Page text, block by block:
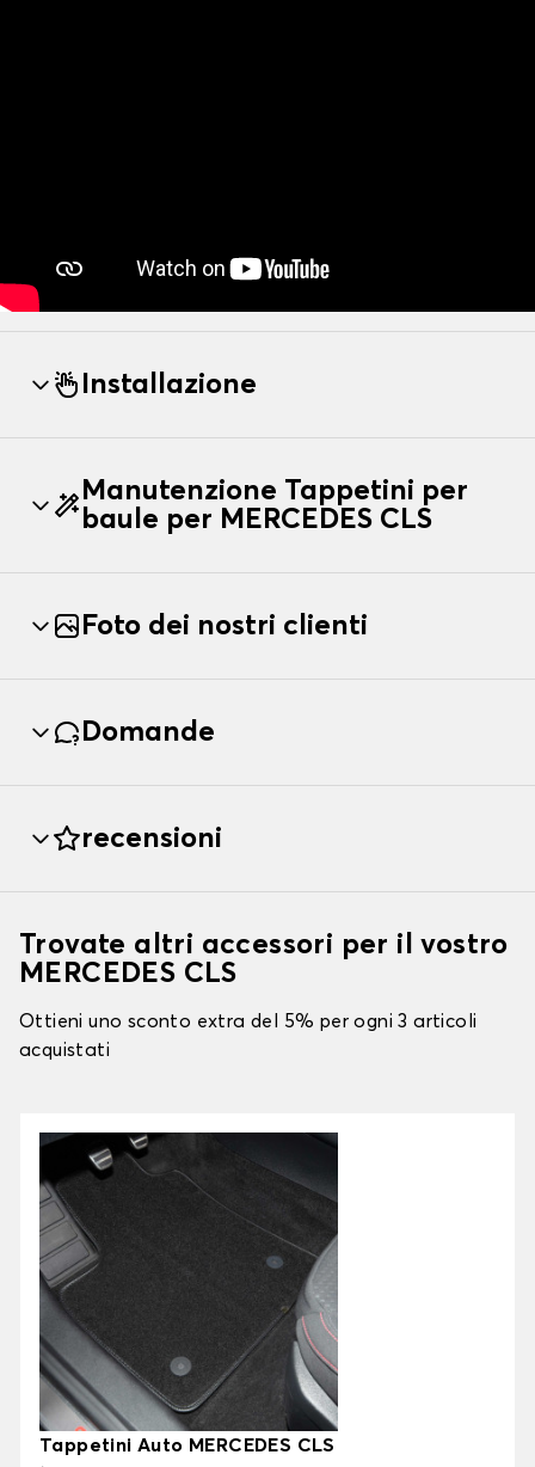
Installazione
Manutenzione Tappetini per
baule per MERCEDES CLS
Foto dei nostri clienti
Domande
recensioni
Trovate altri accessori per il vostro
MERCEDES CLS
Ottieni uno sconto extra del 5% per ogni 3 articoli
acquistati
Tappetini Auto MERCEDES CLS